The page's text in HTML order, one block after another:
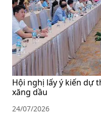
Hội nghị lấy ý kiến dự
xăng dầu
24/07/2026